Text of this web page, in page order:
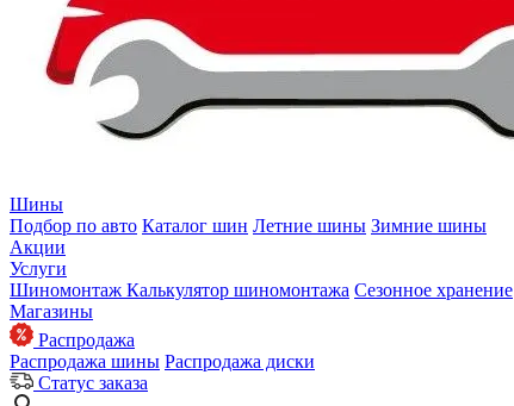
Шины
Подбор по авто Каталог шин Летние шины Зимние шины
Акции
Услуги
Шиномонтаж Калькулятор шиномонтажа Сезонное хранение
Магазины
Распродажа
Распродажа шины Распродажа диски
Статус заказа